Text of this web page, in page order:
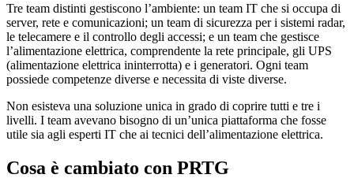
Tre team distinti gestiscono l’ambiente: un team IT che si occupa di
server, rete e comunicazioni; un team di sicurezza per i sistemi radar,
le telecamere e il controllo degli accessi; e un team che gestisce
l’alimentazione elettrica, comprendente la rete principale, gli UPS
(alimentazione elettrica ininterrotta) e i generatori. Ogni team
possiede competenze diverse e necessita di viste diverse.
Non esisteva una soluzione unica in grado di coprire tutti e tre i
livelli. I team avevano bisogno di un’unica piattaforma che fosse
utile sia agli esperti IT che ai tecnici dell’alimentazione elettrica.
Cosa è cambiato con PRTG